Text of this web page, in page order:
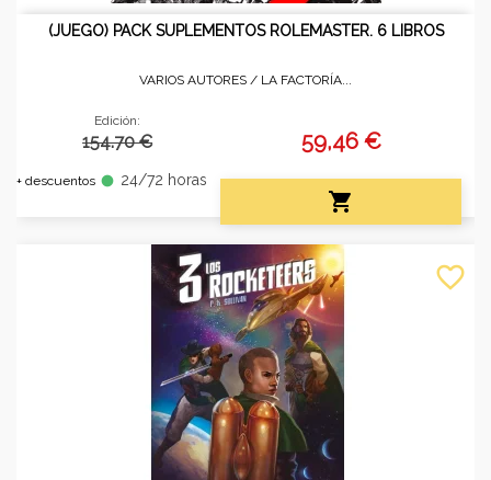
(JUEGO) PACK SUPLEMENTOS ROLEMASTER. 6 LIBROS
VARIOS AUTORES / LA FACTORÍA...
Edición:
154.70 €
+ descuentos fiber_manual_record 24/72 horas
59,46 €

favorite_border